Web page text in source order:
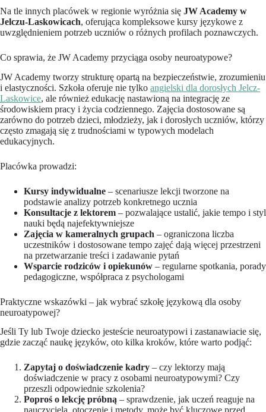
Na tle innych placówek w regionie wyróżnia się JW Academy w
Jelczu-Laskowicach, oferująca kompleksowe kursy językowe z
uwzględnieniem potrzeb uczniów o różnych profilach poznawczych.
Co sprawia, że JW Academy przyciąga osoby neuroatypowe?
JW Academy tworzy strukturę opartą na bezpieczeństwie, zrozumieniu
i elastyczności. Szkoła oferuje nie tylko angielski dla dorosłych Jelcz-
Laskowice, ale również edukację nastawioną na integrację ze
środowiskiem pracy i życia codziennego. Zajęcia dostosowane są
zarówno do potrzeb dzieci, młodzieży, jak i dorosłych uczniów, którzy
często zmagają się z trudnościami w typowych modelach
edukacyjnych.
Placówka prowadzi:
Kursy indywidualne – scenariusze lekcji tworzone na
podstawie analizy potrzeb konkretnego ucznia
Konsultacje z lektorem – pozwalające ustalić, jakie tempo i styl
nauki będą najefektywniejsze
Zajęcia w kameralnych grupach – ograniczona liczba
uczestników i dostosowane tempo zajęć dają więcej przestrzeni
na przetwarzanie treści i zadawanie pytań
Wsparcie rodziców i opiekunów – regularne spotkania, porady
pedagogiczne, współpraca z psychologami
Praktyczne wskazówki – jak wybrać szkołę językową dla osoby
neuroatypowej?
Jeśli Ty lub Twoje dziecko jesteście neuroatypowi i zastanawiacie się,
gdzie zacząć naukę języków, oto kilka kroków, które warto podjąć:
Zapytaj o doświadczenie kadry – czy lektorzy mają
doświadczenie w pracy z osobami neuroatypowymi? Czy
przeszli odpowiednie szkolenia?
Poproś o lekcję próbną – sprawdzenie, jak uczeń reaguje na